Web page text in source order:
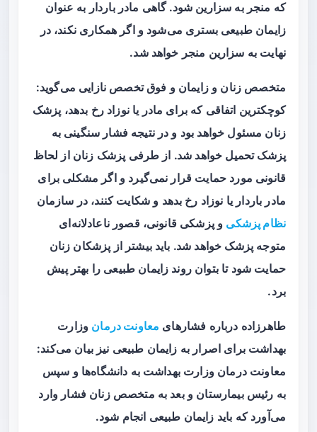
که منجر به سزارین شود. گاهی مادر باردار به عنوان
زایمان طبیعی بستری می‌شود و اگر همکاری نکند، در
نهایت به سزارین منجر خواهد شد.
متخصص زنان و زایمان و فوق تخصص نازایی می‌گوید:
کوچکترین اتفاقی که برای مادر یا نوزاد رخ بدهد، پزشک
زنان مسئول خواهد بود و در نتیجه فشار سنگینی به
پزشک تحمیل خواهد شد. از طرفی پزشک زنان از لحاظ
قانونی مورد حمایت قرار نمی‌گیرد و اگر مشکلی برای
مادر باردار یا نوزاد رخ بدهد و شکایت کنند، در سازمان
نظام پزشکی و پزشکی قانونی، قصور ناعادلانه‌ای
متوجه پزشک خواهد شد. باید بیشتر از پزشکان زنان
حمایت شود تا بتوان روند زایمان طبیعی را بهتر پیش
برد.
طاهرزاده درباره فشارهای معاونت درمان وزارت
بهداشت برای اصرار به زایمان طبیعی نیز بیان می‌کند:
معاونت درمان وزارت بهداشت به دانشگاه‌ها و سپس
به رئیس بیمارستان و بعد به متخصص زنان فشار وارد
می‌آورد که باید زایمان طبیعی انجام شود.